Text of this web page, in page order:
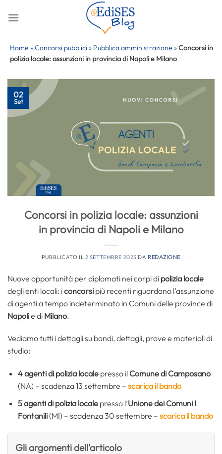
Home »Concorsi pubblici » Pubblica amministrazione »Concorsi in
polizia locale: assunzioni in provincia di Napoli e Milano
02
Set
Concorsi in polizia locale: assunzioni
in provincia di Napoli e Milano
PUBBLICATO IL 2 SETTEMBRE 2025 DA REDAZIONE
Nuove opportunità per diplomati nei corpi di polizia locale
degli enti locali: iconcorsi più recenti riguardano l’assunzione
di agenti a tempo indeterminato in Comuni delle province di
Napolie di Milano.
Vediamo tutti i dettagli su bandi, dettagli, prove e materiali di
studio:
4agenti di polizia localepresso il Comune di Camposano
(NA) – scadenza 13 settembre – scarica il bando
5agenti di polizia localepresso l’Unione dei Comuni I
Fontanili(MI) – scadenza 30 settembre – scarica il bando
Gli argomenti dell'articolo